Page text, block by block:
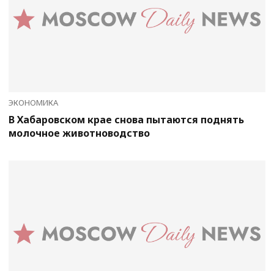
ЭКОНОМИКА
В Хабаровском крае снова пытаются поднять
молочное животноводство